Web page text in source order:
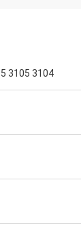
3105 3104